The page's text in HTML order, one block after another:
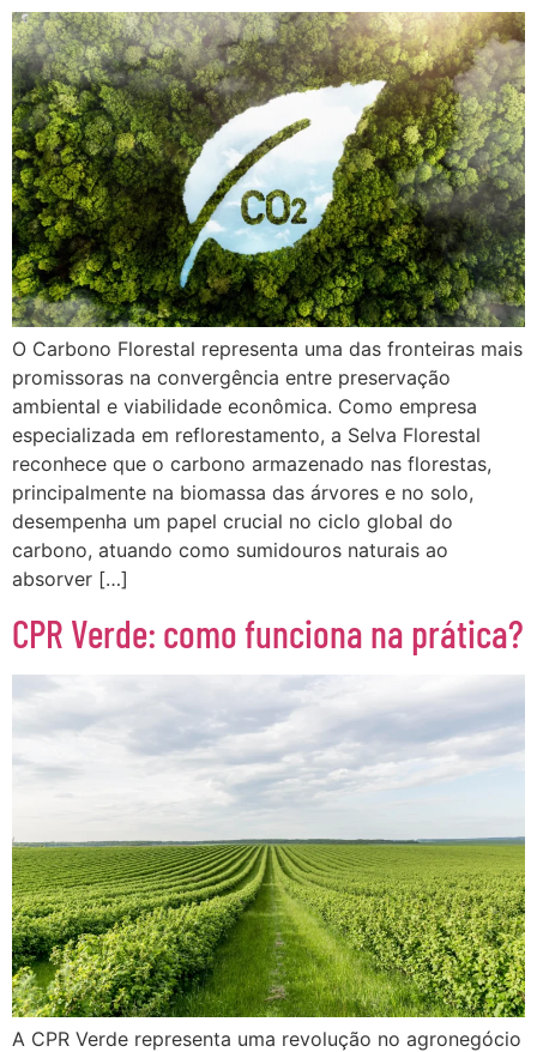
O Carbono Florestal representa uma das fronteiras mais
promissoras na convergência entre preservação
ambiental e viabilidade econômica. Como empresa
especializada em reflorestamento, a Selva Florestal
reconhece que o carbono armazenado nas florestas,
principalmente na biomassa das árvores e no solo,
desempenha um papel crucial no ciclo global do
carbono, atuando como sumidouros naturais ao
absorver […]
CPR Verde: como funciona na prática?
A CPR Verde representa uma revolução no agronegócio